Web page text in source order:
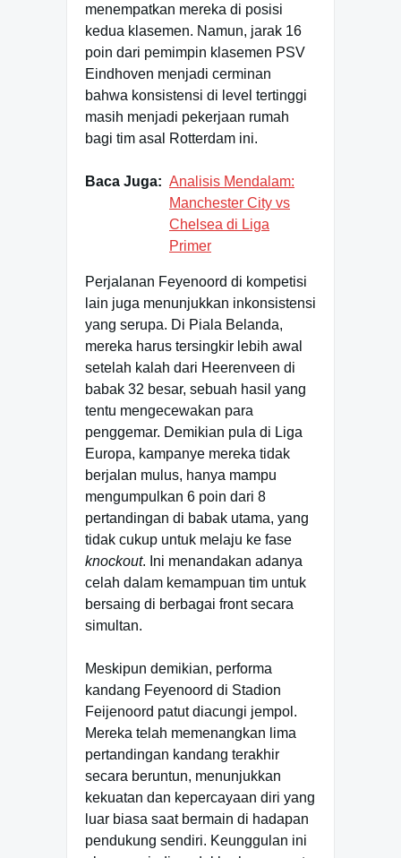
menempatkan mereka di posisi
kedua klasemen. Namun, jarak 16
poin dari pemimpin klasemen PSV
Eindhoven menjadi cerminan
bahwa konsistensi di level tertinggi
masih menjadi pekerjaan rumah
bagi tim asal Rotterdam ini.
Baca Juga: Analisis Mendalam:
Manchester City vs
Chelsea di Liga
Primer
Perjalanan Feyenoord di kompetisi
lain juga menunjukkan inkonsistensi
yang serupa. Di Piala Belanda,
mereka harus tersingkir lebih awal
setelah kalah dari Heerenveen di
babak 32 besar, sebuah hasil yang
tentu mengecewakan para
penggemar. Demikian pula di Liga
Europa, kampanye mereka tidak
berjalan mulus, hanya mampu
mengumpulkan 6 poin dari 8
pertandingan di babak utama, yang
tidak cukup untuk melaju ke fase
knockout. Ini menandakan adanya
celah dalam kemampuan tim untuk
bersaing di berbagai front secara
simultan.
Meskipun demikian, performa
kandang Feyenoord di Stadion
Feijenoord patut diacungi jempol.
Mereka telah memenangkan lima
pertandingan kandang terakhir
secara beruntun, menunjukkan
kekuatan dan kepercayaan diri yang
luar biasa saat bermain di hadapan
pendukung sendiri. Keunggulan ini